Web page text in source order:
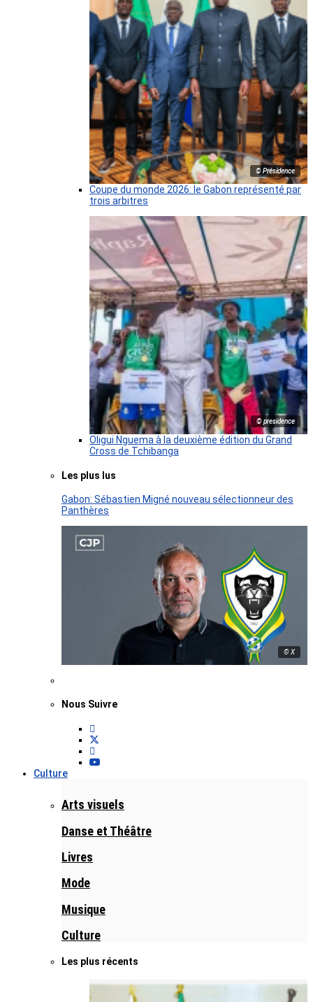
© Présidence
Coupe du monde 2026: le Gabon représenté par
trois arbitres
© presidence
Oligui Nguema à la deuxième édition du Grand
Cross de Tchibanga
Les plus lus
Gabon: Sébastien Migné nouveau sélectionneur des
Panthères
© X
Nous Suivre
Culture
Arts visuels
Danse et Théâtre
Livres
Mode
Musique
Culture
Les plus récents